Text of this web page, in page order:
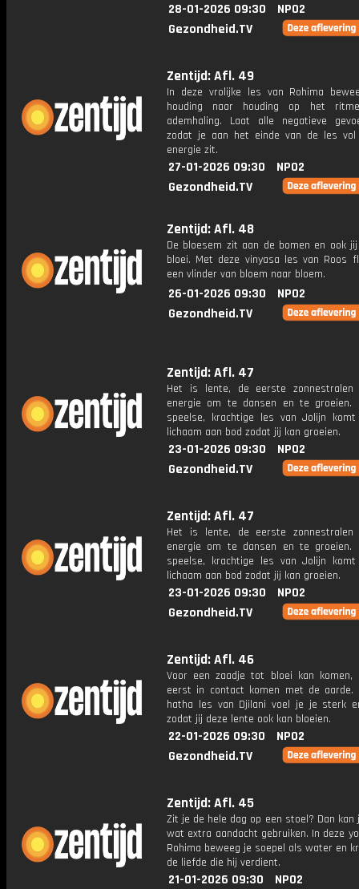
28-01-2026 09:30
NPO2
Gezondheid.TV
Zentijd: Afl. 49
In deze vrolijke les van Rohima
houding naar houding op het
ademhaling. Laat alle negatieve
zodat je aan het einde van de les vol
energie zit.
27-01-2026 09:30
NPO2
Gezondheid.TV
Zentijd: Afl. 48
De bloesem zit aan de bomen en ook
bloei. Met deze vinyasa les van Roos
een vlinder van bloem naar bloem.
26-01-2026 09:30
NPO2
Gezondheid.TV
Zentijd: Afl. 47
Het is lente, de eerste zonnestralen
energie om te dansen en te groeien.
speelse, krachtige les van Jolijn
lichaam aan bod zodat jij kan groeien.
23-01-2026 09:30
NPO2
Gezondheid.TV
Zentijd: Afl. 47
Het is lente, de eerste zonnestralen
energie om te dansen en te groeien.
speelse, krachtige les van Jolijn
lichaam aan bod zodat jij kan groeien.
23-01-2026 09:30
NPO2
Gezondheid.TV
Zentijd: Afl. 46
Voor een zaadje tot bloei kan komen,
eerst in contact komen met de aarde.
hatha les van Djilani voel je je sterk
zodat jij deze lente ook kan bloeien.
22-01-2026 09:30
NPO2
Gezondheid.TV
Zentijd: Afl. 45
Zit je de hele dag op een stoel? Dan kan
wat extra aandacht gebruiken. In deze
Rohima beweeg je soepel als water en
de liefde die hij verdient.
21-01-2026 09:30
NPO2